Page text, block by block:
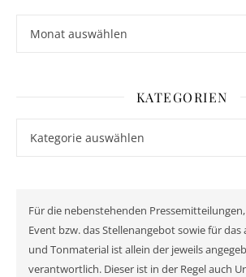
KATEGORIEN
Für die nebenstehenden
Event bzw. das Stellenangebot sowie für das
und Tonmaterial ist allein der jeweils
verantwortlich. Dieser ist in der Regel auch